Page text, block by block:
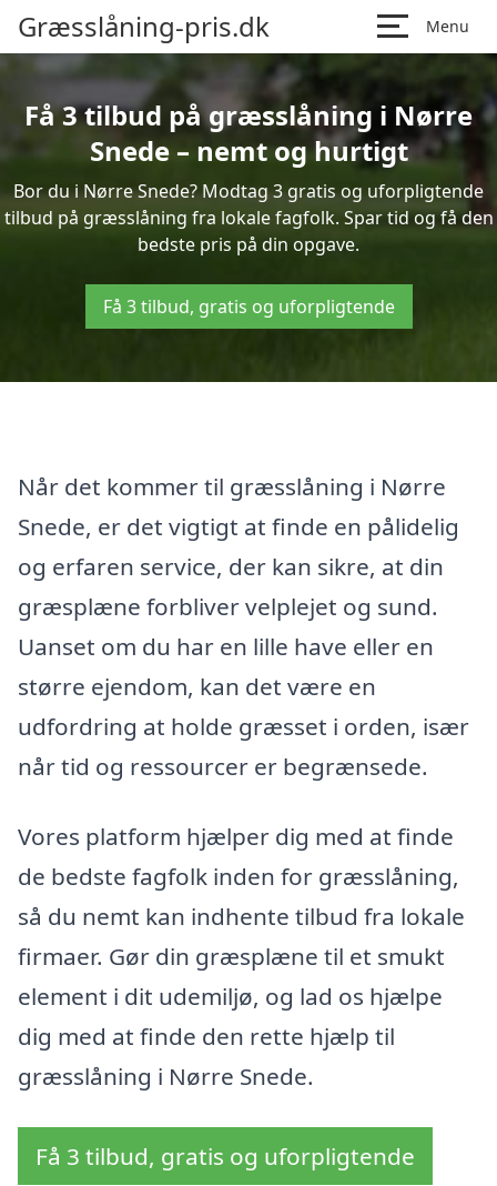
Græsslåning-pris.dk Menu
Få 3 tilbud på græsslåning i Nørre
Snede – nemt og hurtigt
Bor du i Nørre Snede? Modtag 3 gratis og uforpligtende
tilbud på græsslåning fra lokale fagfolk. Spar tid og få den
bedste pris på din opgave.
Få 3 tilbud, gratis og uforpligtende
Når det kommer til græsslåning i Nørre
Snede, er det vigtigt at finde en pålidelig
og erfaren service, der kan sikre, at din
græsplæne forbliver velplejet og sund.
Uanset om du har en lille have eller en
større ejendom, kan det være en
udfordring at holde græsset i orden, især
når tid og ressourcer er begrænsede.
Vores platform hjælper dig med at finde
de bedste fagfolk inden for græsslåning,
så du nemt kan indhente tilbud fra lokale
firmaer. Gør din græsplæne til et smukt
element i dit udemiljø, og lad os hjælpe
dig med at finde den rette hjælp til
græsslåning i Nørre Snede.
Få 3 tilbud, gratis og uforpligtende